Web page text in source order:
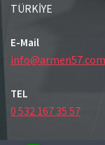
TÜRKİYE
E-Mail
TEL
0 532 167 35 57